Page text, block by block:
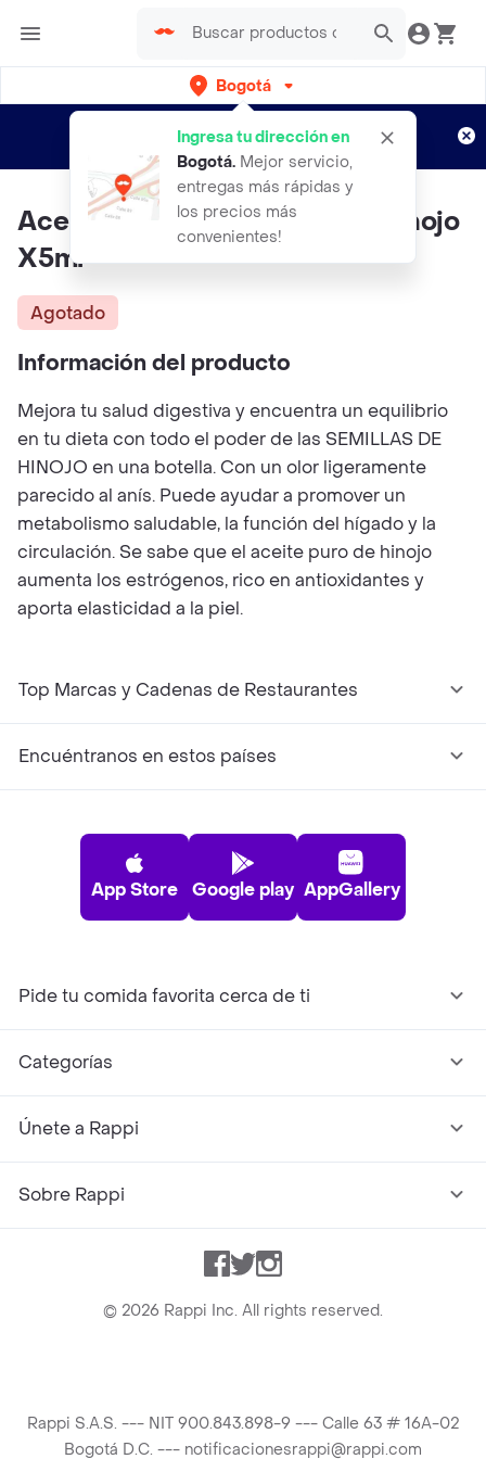
Bogotá
Ingresa tu dirección en
Bogotá. Mejor servicio,
entregas más rápidas y
los precios más
convenientes!
envíos gratis por semanas
Aplican TyC
Aceite Esencial Semillas De Hinojo
X5ml
Agotado
Información del producto
Mejora tu salud digestiva y encuentra un equilibrio
en tu dieta con todo el poder de las SEMILLAS DE
HINOJO en una botella. Con un olor ligeramente
parecido al anís. Puede ayudar a promover un
metabolismo saludable, la función del hígado y la
circulación. Se sabe que el aceite puro de hinojo
aumenta los estrógenos, rico en antioxidantes y
aporta elasticidad a la piel.
Top Marcas y Cadenas de Restaurantes
Encuéntranos en estos países
App Store Google play AppGallery
Pide tu comida favorita cerca de ti
Categorías
Únete a Rappi
Sobre Rappi
Facebook
TwitterInstagram
© 2026 Rappi Inc. All rights reserved.
Rappi S.A.S. --- NIT 900.843.898-9 --- Calle 63 # 16A-02
Bogotá D.C. --- notificacionesrappi@rappi.com